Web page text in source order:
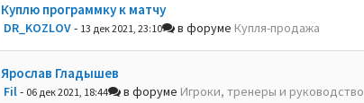
Куплю программку к матчу
DR_KOZLOV- 13 дек 2021, 23:10 в форуме Купля-продажа
Ярослав Гладышев
Fil- 06 дек 2021, 18:44 в форуме Игроки, тренеры и руководство